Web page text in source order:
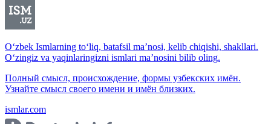
O‘zbek Ismlarning to‘liq, batafsil ma’nosi, kelib chiqishi, shakllari.
O‘zingiz va yaqinlaringizni ismlari ma’nosini bilib oling.
Полный смысл, происхождение, формы узбекских имён.
Узнайте смысл своего имени и имён близких.
ismlar.com